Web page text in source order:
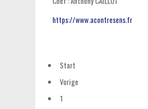
https://www.acontresens.fr
Start
Vorige
1